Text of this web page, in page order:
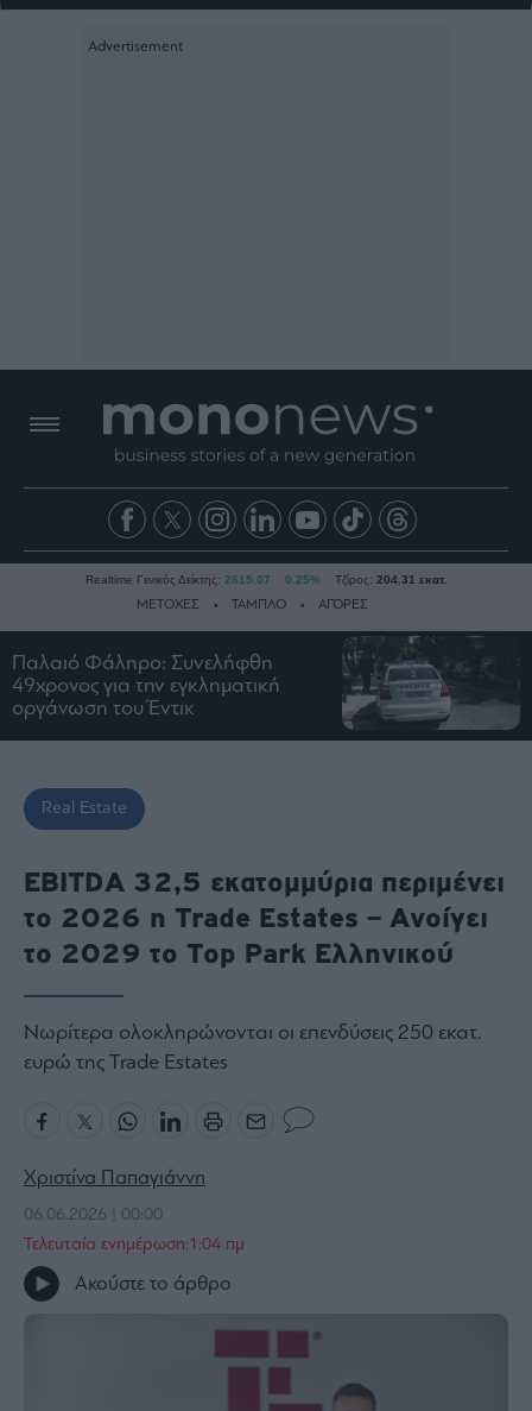
Ειδήσεις
Τράπεζες
Ναυτιλία
Real
Estate
Ενέργεια
Πολιτική
Πολιτισμός
Κοινωνία
Law
Financial
The
Wiseman
Realtime Γενικός Δείκτης: 2615.07 0.25% Τζίρος: 204.31 εκατ.
ΜΕΤΟΧΕΣ ΤΑΜΠΛΟ ΑΓΟΡΕΣ
Παλαιό Φάληρο: Συνελήφθη
49χρονος για την εγκληματική
οργάνωση του Έντικ
Real Estate
EBITDA 32,5 εκατομμύρια περιμένει
το 2026 η Trade Estates – Ανοίγει
το 2029 το Top Park Ελληνικού
Νωρίτερα ολοκληρώνονται οι επενδύσεις 250 εκατ.
ευρώ της Trade Estates
Χριστίνα Παπαγιάννη
06.06.2026 | 00:00
Τελευταία ενημέρωση:1:04 πμ
Ακούστε το άρθρο